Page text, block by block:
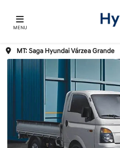
MENU
MT: Saga Hyundai Várzea Grande